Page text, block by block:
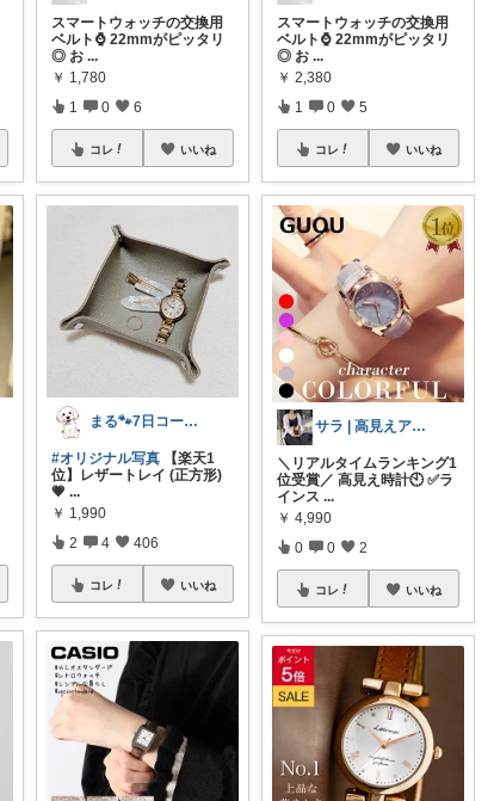
スマートウォッチの交換用
ベルト⌚️ 22mmがピッタリ
◎ お ...
￥ 1,780
1 0 6
コレ いいね
まる🐾7日コーデUP♡いつも感謝✽
#オリジナル写真 【楽天1
位】レザートレイ (正方形)
💗...
￥ 1,990
2 4 406
コレ いいね
スマートウォッチの交換用
ベルト⌚️ 22mmがピッタリ
◎ お ...
￥ 2,380
1 0 5
コレ いいね
サラ | 高見えアイテムコレクター
＼リアルタイムランキング1
位受賞／ 高見え時計🕙 ✅ラ
インス ...
￥ 4,990
0 0 2
コレ いいね